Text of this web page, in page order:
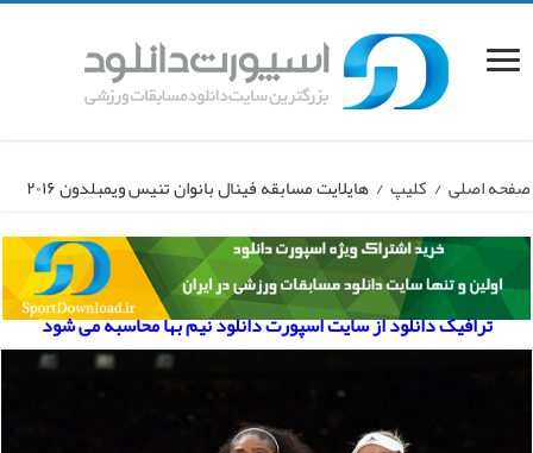
صفحه اصلی / کلیپ / هایلایت مسابقه فینال بانوان تنیس ویمبلدون ۲۰۱۶
ترافیک دانلود از سایت اسپورت دانلود نیم بها محاسبه می شود